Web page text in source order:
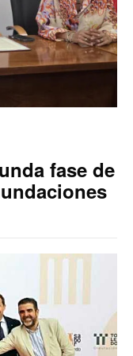
fase de